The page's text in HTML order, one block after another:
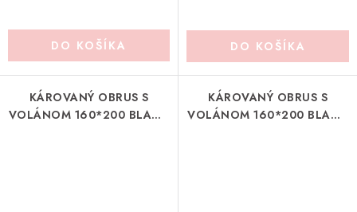
DO KOŠÍKA DO KOŠÍKA
KÁROVANÝ OBRUS S
VOLÁNOM 160*200 BLANC
KÁROVANÝ OBRUS S
VOLÁNOM 160*200 BLANC